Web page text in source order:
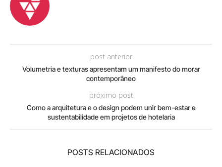
post anterior
Volumetria e texturas apresentam um manifesto do morar
contemporâneo
próximo post
Como a arquitetura e o design podem unir bem-estar e
sustentabilidade em projetos de hotelaria
POSTS RELACIONADOS